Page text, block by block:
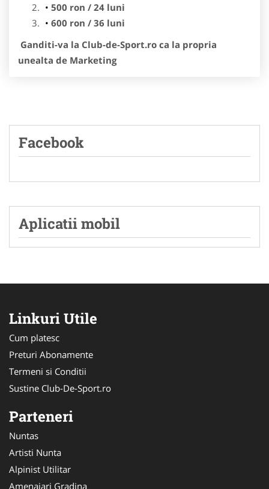
500 ron / 24 luni
600 ron / 36 luni
Ganditi-va la Club-de-Sport.ro ca la propria
unealta de Marketing
Facebook
Aplicatii mobil
Linkuri Utile
Cum platesc
Preturi Abonamente
Termeni si Conditii
Sustine Club-De-Sport.ro
Parteneri
Nuntas
Artisti Nunta
Alpinist Utilitar
Amenajari Gradina